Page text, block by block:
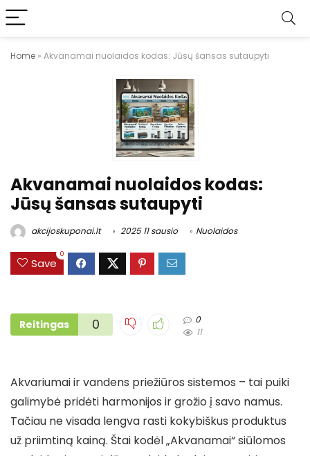
Home » Akvanamai nuolaidos kodas: Jūsų šansas sutaupyti
Akvanamai nuolaidos kodas:
Jūsų šansas sutaupyti
akcijoskuponai.lt 2025 11 sausio Nuolaidos
Save
0
Reitingas 0
0
11
Akvariumai ir vandens priežiūros sistemos – tai puiki
galimybė pridėti harmonijos ir grožio į savo namus.
Tačiau ne visada lengva rasti kokybiškus produktus
už priimtiną kainą. Štai kodėl „Akvanamai“ siūlomos